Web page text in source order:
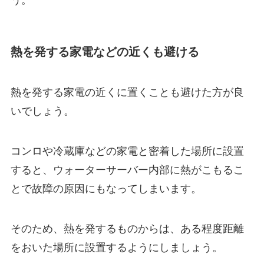
熱を発する家電などの近くも避ける
熱を発する家電の近くに置くことも避けた方が良
いでしょう。
コンロや冷蔵庫などの家電と密着した場所に設置
すると、ウォーターサーバー内部に熱がこもるこ
とで故障の原因にもなってしまいます。
そのため、熱を発するものからは、ある程度距離
をおいた場所に設置するようにしましょう。